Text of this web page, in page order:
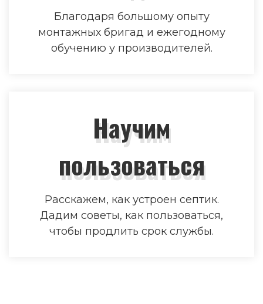
Благодаря большому опыту
монтажных бригад и ежегодному
обучению у производителей.
Научим
пользоваться
Расскажем, как устроен септик.
Дадим советы, как пользоваться,
чтобы продлить срок службы.